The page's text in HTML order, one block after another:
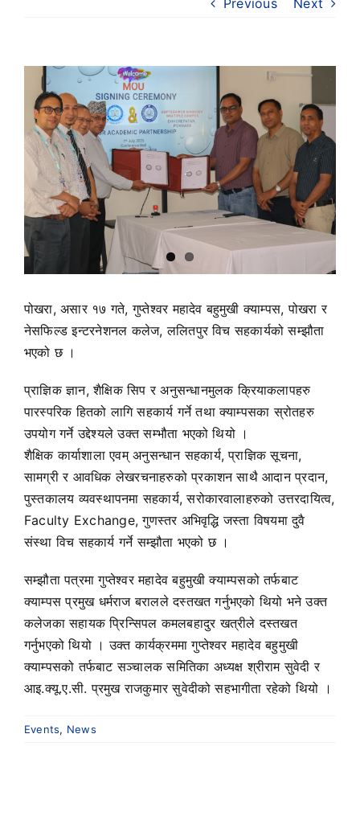
View
Larger
Image
पोखरा, असार १७ गते, गुप्तेश्वर महादेव बहुमुखी क्याम्पस, पोखरा र
नेसफिल्ड इन्टरनेशनल कलेज, ललितपुर विच सहकार्यको सम्झौता
भएको छ ।
प्राज्ञिक ज्ञान, शैक्षिक सिप र अनुसन्धानमुलक क्रियाकलापहरु
पारस्परिक हितको लागि सहकार्य गर्ने तथा क्याम्पसका स्रोतहरु
उपयोग गर्ने उद्देश्यले उक्त सम्भौता भएको थियो ।
शैक्षिक कार्याशाला एवम् अनुसन्धान सहकार्य, प्राज्ञिक सूचना,
सामग्री र आवधिक लेखरचनाहरुको प्रकाशन साथै आदान प्रदान,
पुस्तकालय व्यवस्थापनमा सहकार्य, सरोकारवालाहरुको उत्तरदायित्व,
Faculty Exchange, गुणस्तर अभिवृद्धि जस्ता विषयमा दुवै
संस्था विच सहकार्य गर्ने सम्झौता भएको छ ।
सम्झौता पत्रमा गुप्तेश्वर महादेव बहुमुखी क्याम्पसको तर्फबाट
क्याम्पस प्रमुख धर्मराज बरालले दस्तखत गर्नुभएको थियो भने उक्त
कलेजका सहायक प्रिन्सिपल कमलबहादुर खत्रीले दस्तखत
गर्नुभएको थियो । उक्त कार्यक्रममा गुप्तेश्वर महादेव बहुमुखी
क्याम्पसको तर्फबाट सञ्चालक समितिका अध्यक्ष श्रीराम सुवेदी र
आइ.क्यू.ए.सी. प्रमुख राजकुमार सुवेदीको सहभागीता रहेको थियो ।
Events, News